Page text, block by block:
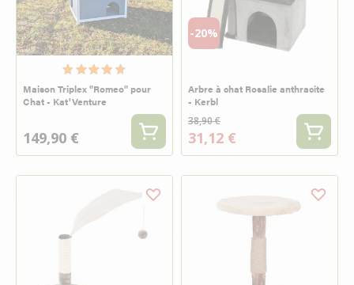
Maison Triplex "Romeo" pour
Chat - Kat'Venture
149,90 €
-20%
Arbre à chat Rosalie anthracite
- Kerbl
38,90 €
31,12 €